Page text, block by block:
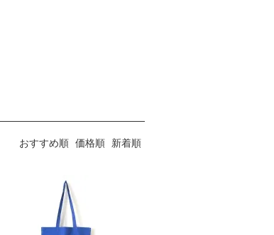
おすすめ順 価格順 新着順